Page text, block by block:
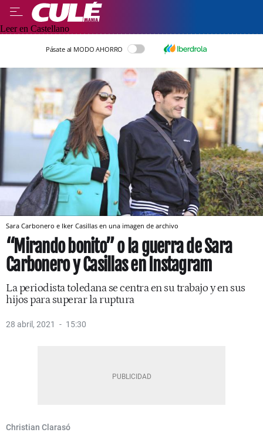
Leer en Castellano
Pásate al MODO AHORRO
Sara Carbonero e Iker Casillas en una imagen de archivo
“Mirando bonito” o la guerra de Sara
Carbonero y Casillas en Instagram
La periodista toledana se centra en su trabajo y en sus
hijos para superar la ruptura
28 abril, 2021 15:30
Christian Clarasó